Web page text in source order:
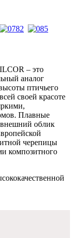
– это
аналог
птичьего
своей красоте
Плавные
облик
черепицы
композитного